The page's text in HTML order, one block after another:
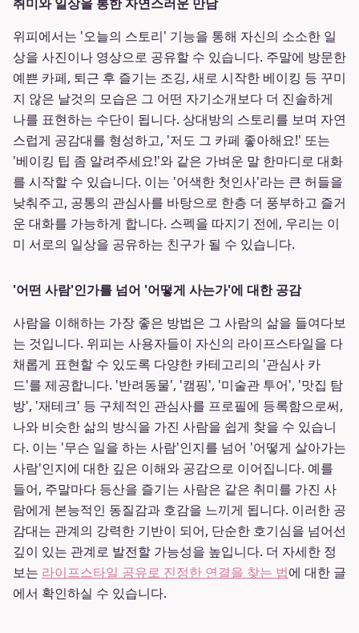
위피에서는 '오늘의 스토리' 기능을 통해 자신의 소소한 일
상을 사진이나 영상으로 공유할 수 있습니다. 주말에 방문한
예쁜 카페, 퇴근 후 즐기는 조깅, 새로 시작한 베이킹 등 꾸미
지 않은 날것의 모습은 그 어떤 자기소개보다 더 진솔하게
나를 표현하는 수단이 됩니다. 상대방의 스토리를 보며 자연
스럽게 공감대를 형성하고, '저도 그 카페 좋아해요!' 또는
'베이킹 팁 좀 알려주세요!'와 같은 가벼운 말 한마디로 대화
를 시작할 수 있습니다. 이는 '어색한 첫인사'라는 큰 허들을
낮춰주고, 공통의 관심사를 바탕으로 한층 더 풍부하고 즐거
운 대화를 가능하게 합니다. 스펙을 따지기 전에, 우리는 이
미 서로의 일상을 공유하는 친구가 될 수 있습니다.
'어떤 사람'인가를 넘어 '어떻게 사는가'에 대한 공감
사람을 이해하는 가장 좋은 방법은 그 사람의 삶을 들여다보
는 것입니다. 위피는 사용자들이 자신의 라이프스타일을 다
채롭게 표현할 수 있도록 다양한 카테고리의 '관심사 카
드'를 제공합니다. '반려동물', '캠핑', '미술관 투어', '맛집 탐
방', '재테크' 등 구체적인 관심사를 프로필에 등록함으로써,
나와 비슷한 삶의 방식을 가진 사람을 쉽게 찾을 수 있습니
다. 이는 '무슨 일을 하는 사람'인지를 넘어 '어떻게 살아가는
사람'인지에 대한 깊은 이해와 공감으로 이어집니다. 예를
들어, 주말마다 등산을 즐기는 사람은 같은 취미를 가진 사
람에게 본능적인 동질감과 호감을 느끼게 됩니다. 이러한 공
감대는 관계의 강력한 기반이 되어, 단순한 호기심을 넘어선
깊이 있는 관계로 발전할 가능성을 높입니다. 더 자세한 정
보는 라이프스타일 공유로 진정한 연결을 찾는 법에 대한 글
에서 확인하실 수 있습니다.